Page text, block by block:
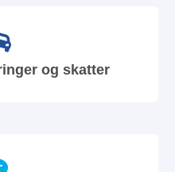
og skatter